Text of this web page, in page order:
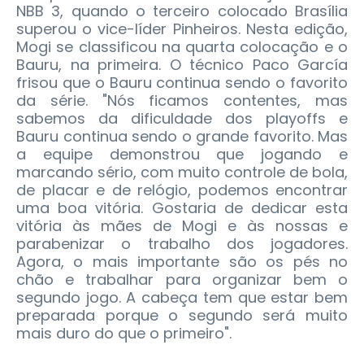
NBB 3, quando o terceiro colocado Brasília
superou o vice-líder Pinheiros. Nesta edição,
Mogi se classificou na quarta colocação e o
Bauru, na primeira. O técnico Paco García
frisou que o Bauru continua sendo o favorito
da série. "Nós ficamos contentes, mas
sabemos da dificuldade dos playoffs e
Bauru continua sendo o grande favorito. Mas
a equipe demonstrou que jogando e
marcando sério, com muito controle de bola,
de placar e de relógio, podemos encontrar
uma boa vitória. Gostaria de dedicar esta
vitória às mães de Mogi e às nossas e
parabenizar o trabalho dos jogadores.
Agora, o mais importante são os pés no
chão e trabalhar para organizar bem o
segundo jogo. A cabeça tem que estar bem
preparada porque o segundo será muito
mais duro do que o primeiro".